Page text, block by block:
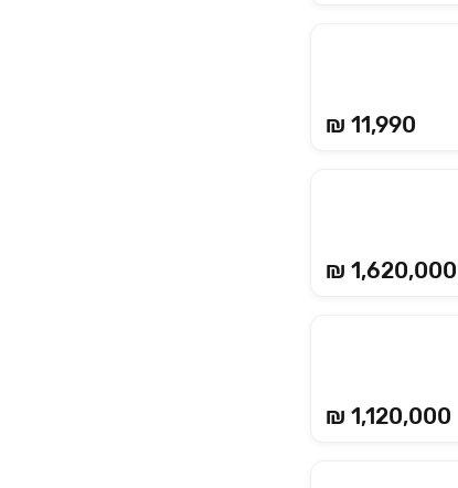
₪ 11,990
₪ 1,620,000
₪ 1,120,000